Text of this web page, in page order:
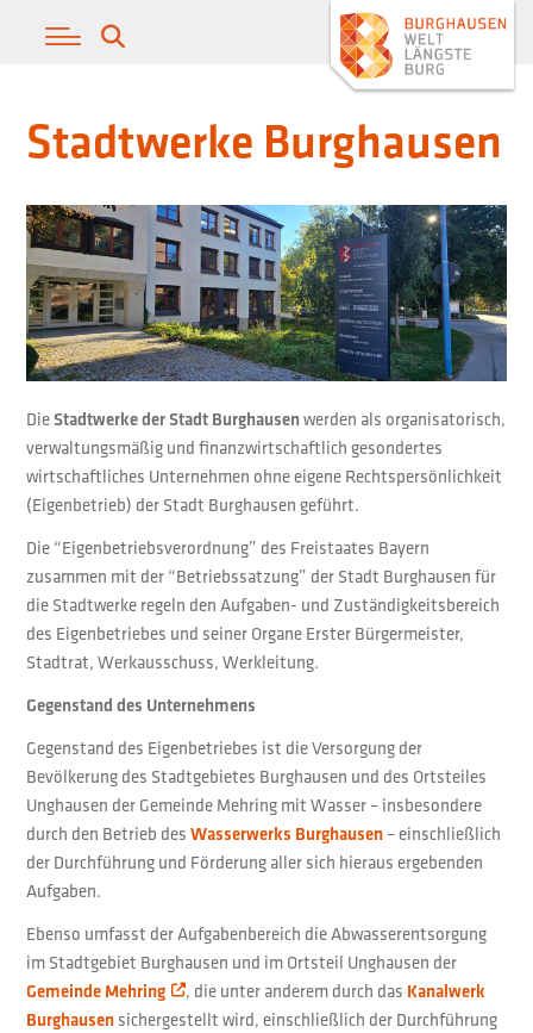
Stadtwerke Burghausen
Die Stadtwerke der Stadt Burghausenwerden als organisatorisch,
verwaltungsmäßig und finanzwirtschaftlich gesondertes
wirtschaftliches Unternehmen ohne eigene Rechtspersönlichkeit
(Eigenbetrieb) der Stadt Burghausen geführt.
Die “Eigenbetriebsverordnung” des Freistaates Bayern
zusammen mit der “Betriebssatzung” der Stadt Burghausen für
die Stadtwerke regeln den Aufgaben- und Zuständigkeitsbereich
des Eigenbetriebes und seiner Organe Erster Bürgermeister,
Stadtrat, Werkausschuss, Werkleitung.
Gegenstand des Unternehmens
Gegenstand des Eigenbetriebes ist die Versorgung der
Bevölkerung des Stadtgebietes Burghausen und des Ortsteiles
Unghausen der Gemeinde Mehring mit Wasser – insbesondere
durch den Betrieb desWasserwerks Burghausen – einschließlich
der Durchführung und Förderung aller sich hieraus ergebenden
Aufgaben.
Ebenso umfasst der Aufgabenbereich die Abwasserentsorgung
im Stadtgebiet Burghausen und im Ortsteil Unghausen der
Gemeinde Mehring , die unter anderem durch das Kanalwerk
Burghausen sichergestellt wird, einschließlich der Durchführung